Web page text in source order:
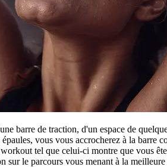
barre de traction, d'un espace de
vous vous accrocherez à la
tel que celui-ci montre que vous
sur le parcours vous menant à la